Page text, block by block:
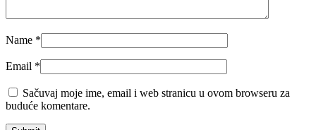
Name *
Email *
Sačuvaj moje ime, email i web stranicu u ovom browseru za
buduće komentare.